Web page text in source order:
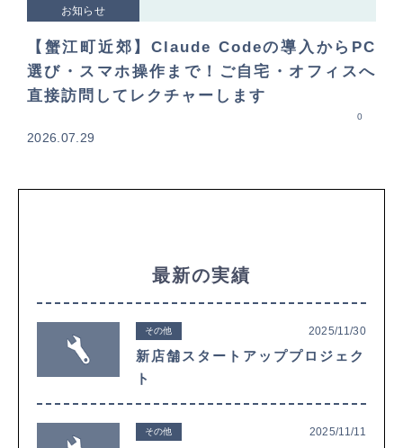
お知らせ
【蟹江町近郊】Claude Codeの導入からPC
選び・スマホ操作まで！ご自宅・オフィスへ
直接訪問してレクチャーします
2026.07.29
0
最新の実績
その他 2025/11/30
新店舗スタートアッププロジェク
ト
その他 2025/11/11